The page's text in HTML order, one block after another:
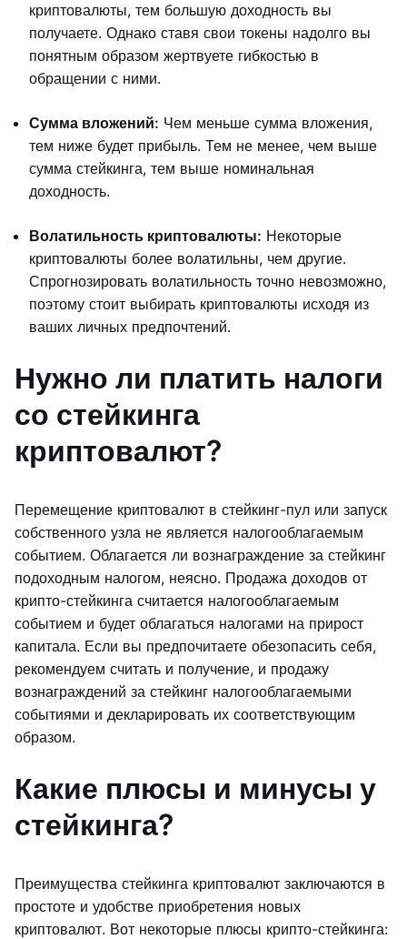
криптовалюты, тем большую доходность вы
получаете. Однако ставя свои токены надолго вы
понятным образом жертвуете гибкостью в
обращении с ними.
Сумма вложений: Чем меньше сумма вложения,
тем ниже будет прибыль. Тем не менее, чем выше
сумма стейкинга, тем выше номинальная
доходность.
Волатильность криптовалюты: Некоторые
криптовалюты более волатильны, чем другие.
Спрогнозировать волатильность точно невозможно,
поэтому стоит выбирать криптовалюты исходя из
ваших личных предпочтений.
Нужно ли платить налоги
со стейкинга
криптовалют?
Перемещение криптовалют в стейкинг-пул или запуск
собственного узла не является налогооблагаемым
событием. Облагается ли вознаграждение за стейкинг
подоходным налогом, неясно. Продажа доходов от
крипто-стейкинга считается налогооблагаемым
событием и будет облагаться налогами на прирост
капитала. Если вы предпочитаете обезопасить себя,
рекомендуем считать и получение, и продажу
вознаграждений за стейкинг налогооблагаемыми
событиями и декларировать их соответствующим
образом.
Какие плюсы и минусы у
стейкинга?
Преимущества стейкинга криптовалют заключаются в
простоте и удобстве приобретения новых
криптовалют. Вот некоторые плюсы крипто-стейкинга: